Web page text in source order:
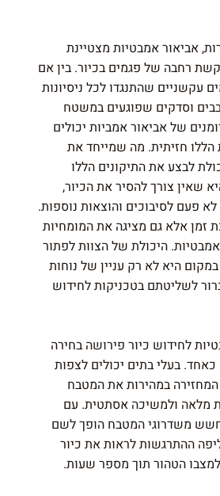
אביאור אמבטיות מצטיינת
רחבה של פגמים בכיור. בין אם
עקשניים שהתנגדו לכל ניסיונות
וסדקים שפוגעים במשטח
של אביאור אמביות יכולים
חזיתית. מה שמייחד את
לבצע את התיקונים הללו
שאין צורך להסיר את הכיור,
פעם לסיבוכים והוצאות נוספות.
זמן אלא גם מציגה את המומחיות
היכולת של הצוות לפתור
במקום היא לא רק עניין של נוחות
לשליטתם בטכניקות לחידוש
לחידוש כיור פירושה בחירה
בעלי בתים יכולים לצפות
במהירות את המטבח
מלאה ולמשיכה אסתטית. עם
משדרוגי המטבח הופך לשם
ההתרגשות לראות את כיור
הטהור תוך מספר שעות.